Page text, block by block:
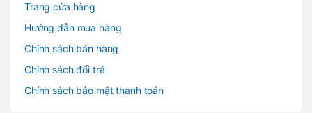
Trang cửa hàng
Hướng dẫn mua hàng
Chính sách bán hàng
Chính sách đổi trả
Chính sách bảo mật thanh toán